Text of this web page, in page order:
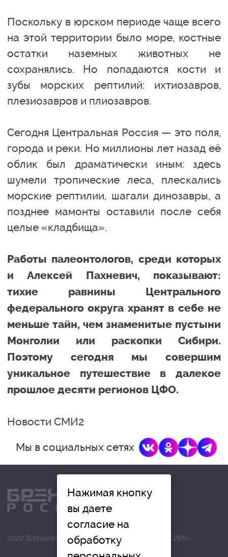
Поскольку в юрском периоде чаще всего
на этой территории было море, костные
остатки наземных животных не
сохранялись. Но попадаются кости и
зубы морских рептилий: ихтиозавров,
плезиозавров и плиозавров.
Сегодня Центральная Россия — это поля,
города и реки. Но миллионы лет назад её
облик был драматически иным: здесь
шумели тропические леса, плескались
морские рептилии, шагали динозавры, а
позднее мамонты оставили после себя
целые «кладбища».
Работы палеонтологов, среди которых
и Алексей Пахневич, показывают:
тихие равнины Центрального
федерального округа хранят в себе не
меньше тайн, чем знаменитые пустыни
Монголии или раскопки Сибири.
Поэтому сегодня мы совершим
уникальное путешествие в далекое
прошлое десяти регионов ЦФО.
Новости СМИ2
Мы в социальных сетях
2022 ©brandrussia.online | СИ «БРЕНДЫ РОССИИ»
Нажимая кнопку
вы даете
согласие на
обработку